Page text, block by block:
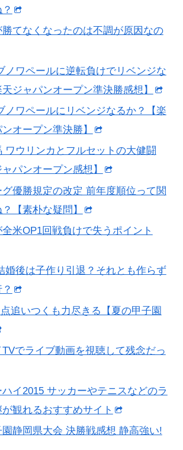
てなくなったのは不調が原因なの
ノワペールに逆転負けでリベンジな
ジャパンオープン準決勝感想】
ノワペールにリベンジなるか？【楽
オープン準決勝】
ワウリンカとフルセットの大健闘
ャパンオープン感想】
優勝規定の改定 前年度順位って関
【素朴な疑問】
米OP1回戦負けで失うポイント
婚後は子作り引退？それとも作らず
追いつくも力尽きる【夏の甲子園
でライブ動画を視聴して残念だっ
イ2015 サッカーやテニスなどのラ
観れるおすすめサイト
園静岡県大会 決勝戦感想 静高強い!